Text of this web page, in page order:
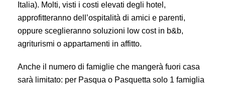
Italia). Molti, visti i costi elevati degli hotel,
approfitteranno dell’ospitalità di amici e parenti,
oppure sceglieranno soluzioni low cost in b&b,
agriturismi o appartamenti in affitto.
Anche il numero di famiglie che mangerà fuori casa
sarà limitato: per Pasqua o Pasquetta solo 1 famiglia